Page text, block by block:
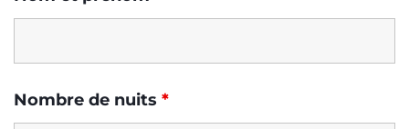
Nombre de nuits *